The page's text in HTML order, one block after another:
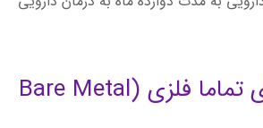
از استیل ضد زنگ ساخته می‌شوند و
بستی برای باز نگه داشتن رگ‌های خونی